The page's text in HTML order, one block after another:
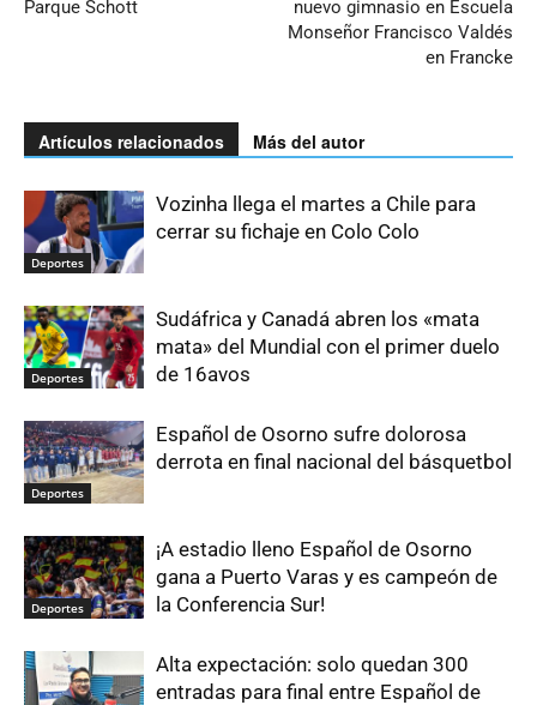
Parque Schott
nuevo gimnasio en Escuela
Monseñor Francisco Valdés
en Francke
Artículos relacionados Más del autor
Deportes
Vozinha llega el martes a Chile para
cerrar su fichaje en Colo Colo
Deportes
Sudáfrica y Canadá abren los «mata
mata» del Mundial con el primer duelo
de 16avos
Deportes
Español de Osorno sufre dolorosa
derrota en final nacional del básquetbol
Deportes
¡A estadio lleno Español de Osorno
gana a Puerto Varas y es campeón de
la Conferencia Sur!
Alta expectación: solo quedan 300
entradas para final entre Español de